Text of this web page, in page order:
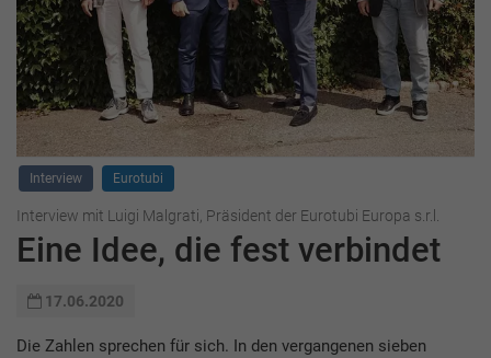
Interview Eurotubi
Interview mit Luigi Malgrati, Präsident der Eurotubi Europa s.r.l.
Eine Idee, die fest verbindet
17.06.2020
Die Zahlen sprechen für sich. In den vergangenen sieben